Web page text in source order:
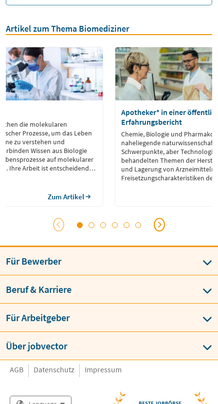
Artikel zum Thema Biomediziner
die molekularen
Prozesse, um das Leben
zu verstehen und
Wissen aus Biologie
auf molekularer
Ihre Arbeit ist entscheidend
machen den Beruf attraktiv.
Zum Artikel
Apotheker* in einer
Erfahrungsbericht
Chemie, Biologie und
naheliegende
Schwerpunkte, aber
behandelten Themen der
und Lagerung von Arzneimitteln
Freisetzungscharakteristiken
Für Bewerber
Beruf & Karriere
Für Arbeitgeber
Über jobvector
AGB Datenschutz Impressum